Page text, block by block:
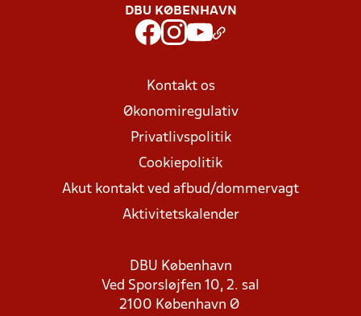
DBU KØBENHAVN
Kontakt os
Økonomiregulativ
Privatlivspolitik
Cookiepolitik
Akut kontakt ved afbud/dommervagt
Aktivitetskalender
DBU København
Ved Sporsløjfen 10, 2. sal
2100 København Ø